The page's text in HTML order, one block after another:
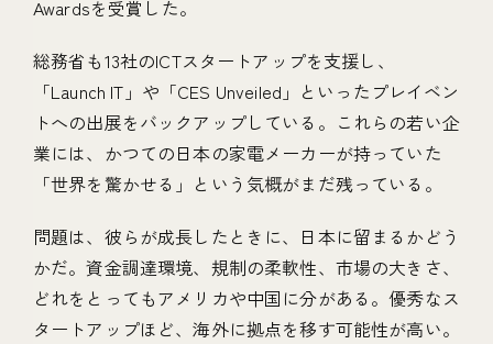
Awardsを受賞した。
総務省も13社のICTスタートアップを支援し、
「Launch IT」や「CES Unveiled」といったプレイベン
トへの出展をバックアップしている。これらの若い企
業には、かつての日本の家電メーカーが持っていた
「世界を驚かせる」という気概がまだ残っている。
問題は、彼らが成長したときに、日本に留まるかどう
かだ。資金調達環境、規制の柔軟性、市場の大きさ、
どれをとってもアメリカや中国に分がある。優秀なス
タートアップほど、海外に拠点を移す可能性が高い。